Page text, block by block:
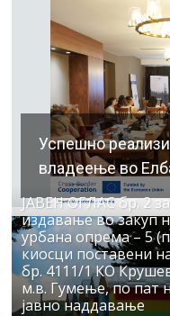
Успешно
владеење во
ЈАВЕН ОГЛАС бр. 2 за
издавање во закуп
урбана опрема – 5
киосци поставени
бр. 4111/1 КО
м.в. Гумење, по пат
јавно наддавање